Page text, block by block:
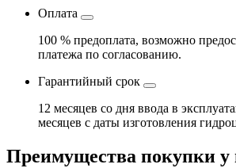
Оплата
100 % предоплата, возможно
платежа по согласованию.
Гарантийный срок
12 месяцев со дня ввода в
месяцев с даты изготовления
Преимущества покупки у